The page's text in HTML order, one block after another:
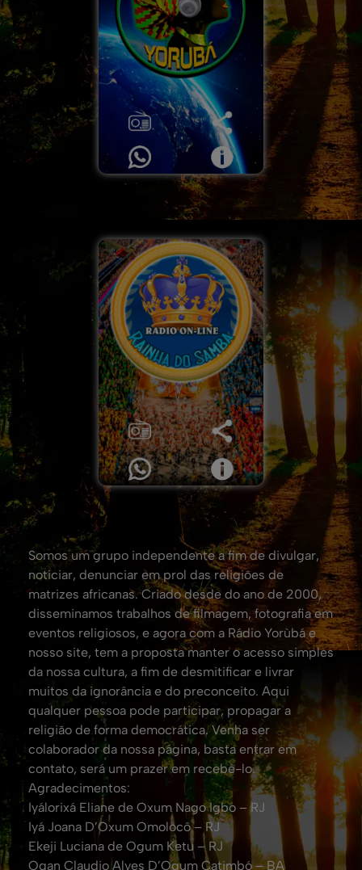
Somos um grupo independente a fim de divulgar,
noticiar, denunciar em prol das religiões de
matrizes africanas. Criado desde do ano de 2000,
disseminamos trabalhos de filmagem, fotografia em
eventos religiosos, e agora com a Rádio Yorùbá e
nosso site, tem a proposta manter o acesso simples
da nossa cultura, a fim de desmitificar e livrar
muitos da ignorância e do preconceito. Aqui
qualquer pessoa pode participar, propagar a
religião de forma democrática. Venha ser
colaborador da nossa página, basta entrar em
contato, será um prazer em recebê-lo.
Agradecimentos:
Iyálorixá Eliane de Oxum Nago Igbo – RJ
Iyá Joana D’Oxum Omolocô – RJ
Ekeji Luciana de Ogum Ketu – RJ
Ogan Claudio Alves D’Ogum Catimbó – BA